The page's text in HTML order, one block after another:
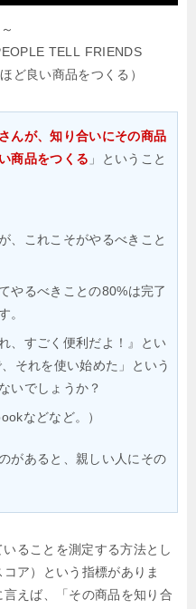
TELL FRIENDS
ど良い商品をつくる）
んが、知り合いにその商品
商品をつくる 」ということ
、これこそがやるべきこと
やるべきことの80%は完了
。
、すごく便利だよ！』とい
、それを使い始めた」という
いでしょうか？
などなど。）
があると、親しい人にその
ることを測定する方法とし
ア）という指標がありま
えば、「その商品を知り合